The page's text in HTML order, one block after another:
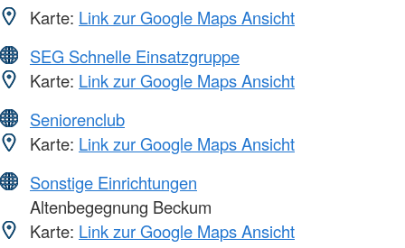
Karte: Link zur Google Maps Ansicht
SEG Schnelle Einsatzgruppe
Karte: Link zur Google Maps Ansicht
Seniorenclub
Karte: Link zur Google Maps Ansicht
Sonstige Einrichtungen
Altenbegegnung Beckum
Karte: Link zur Google Maps Ansicht